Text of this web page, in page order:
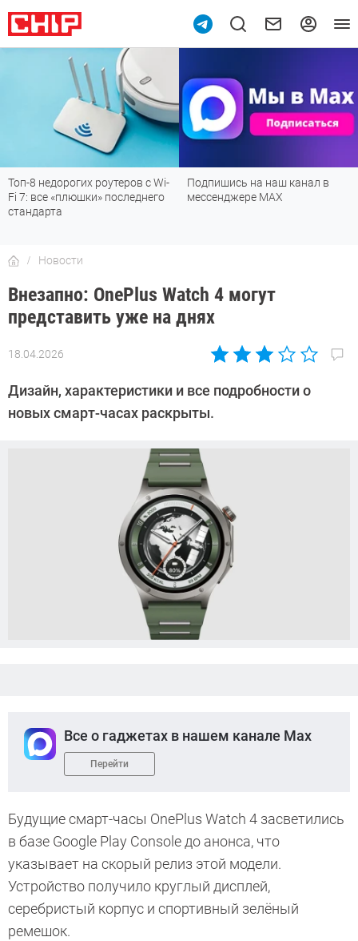
Топ-8 недорогих роутеров с Wi-
Fi 7: все «плюшки» последнего
стандарта
Подпишись на наш канал в
мессенджере МАХ
Новости
Внезапно: OnePlus Watch 4 могут
представить уже на днях
18.04.2026
Автор:
Довлатова
Дизайн, характеристики и все подробности о
новых смарт-часах раскрыты.
Все о гаджетах в нашем канале Max
Перейти
Будущие смарт-часы OnePlus Watch 4 засветились
в базе Google Play Console до анонса, что
указывает на скорый релиз этой модели.
Устройство получило круглый дисплей,
серебристый корпус и спортивный зелёный
ремешок.